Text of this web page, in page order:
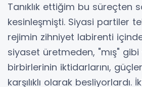
Tanıklık ettiğim bu süreçten
kesinleşmişti. Siyasi partiler
rejimin zihniyet labirenti
siyaset üretmeden, "mış"
birbirlerinin iktidarlarını,
karşılıklı olarak besliyorlardı.